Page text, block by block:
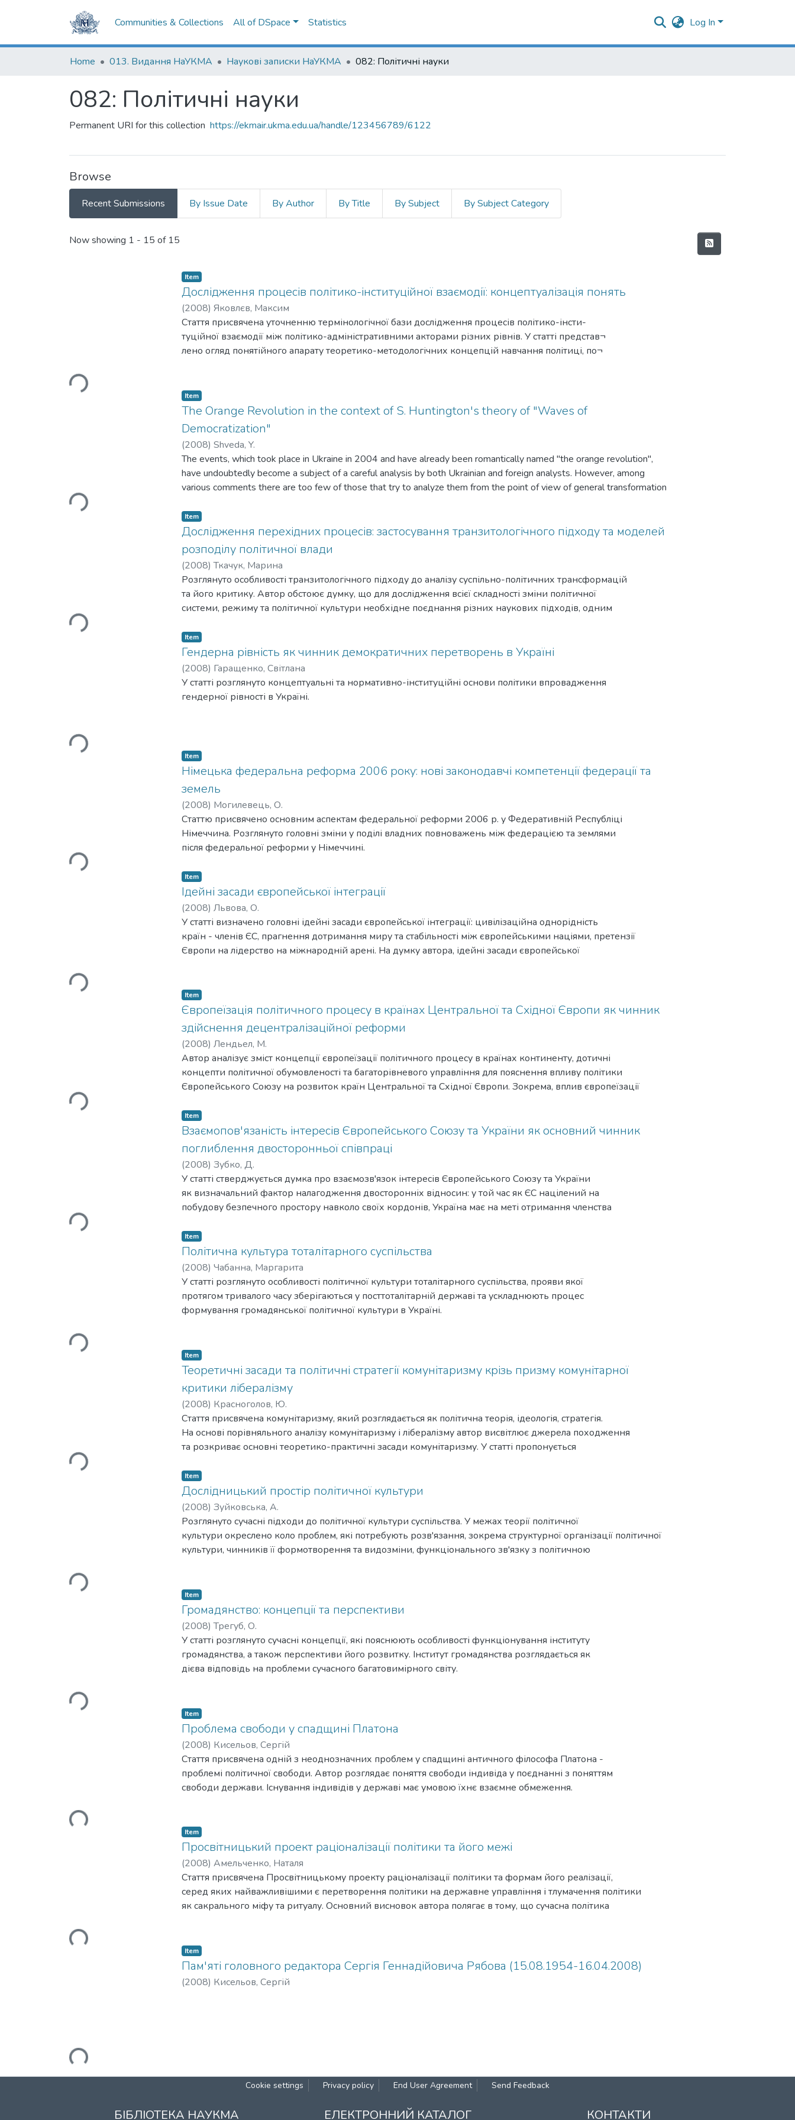
Communities & Collections All of DSpace Statistics Log In
Home 013. Видання НаУКМА Наукові записки НаУКМА 082: Політичні науки
082: Політичні науки
Permanent URI for this collection https://ekmair.ukma.edu.ua/handle/123456789/6122
Browse
Recent Submissions By Issue Date By Author By Title By Subject By Subject Category
Recent Submissions
Now showing 1 - 15 of 15
Loading...
Item
Дослідження процесів політико-інституційної взаємодії: концептуалізація понять
(2008) Яковлєв, Максим
Стаття присвячена уточненню термінологічної бази дослідження процесів політико-інсти-
туційної взаємодії між політико-адміністративними акторами різних рівнів. У статті представ¬
лено огляд понятійного апарату теоретико-методологічних концепцій навчання політиці, по¬
Loading...
Item
The Orange Revolution in the context of S. Huntington's theory of "Waves of
Democratization"
(2008) Shveda, Y.
The events, which took place in Ukraine in 2004 and have already been romantically named "the orange revolution",
have undoubtedly become a subject of a careful analysis by both Ukrainian and foreign analysts. However, among
various comments there are too few of those that try to analyze them from the point of view of general transformation
happening in Ukraine nowadays is a component of a complex process of transformation changes is the key to their
accurate perception and objective analysis. In this connection we think that the generalizations made by a famous
American scholar S. Huntington in "The
Third Wave of Democratization" will be of great value. This article is a detailed abstract of the speech on the "round
table" at the Annual Congress of American Political Science Association.
Loading...
Item
Дослідження перехідних процесів: застосування транзитологічного підходу та моделей
розподілу політичної влади
(2008)Ткачук, Марина
Розглянуто особливості транзитологічного підходу до аналізу суспільно-політичних трансформацій
та його критику. Автор обстоює думку, що для дослідження всієї складності зміни політичної
системи, режиму та політичної культури необхідне поєднання різних наукових підходів, одним
модель демократії, розроблену Й. Шумпетером, вказуючи на низку її особливостей.
Loading...
Item
Гендерна рівність як чинник демократичних перетворень в Україні
(2008) Гаращенко, Світлана
У статті розглянуто концептуальні та нормативно-інституційні основи політики впровадження
гендерної рівності в Україні.
Loading...
Item
Німецька федеральна реформа 2006 року: нові законодавчі компетенції федерації та
земель
(2008) Могилевець, О.
Статтю присвячено основним аспектам федеральної реформи 2006 р. у Федеративній Республіці
Німеччина. Розглянуто головні зміни у поділі владних повноважень між федерацією та землями
після федеральної реформи у Німеччині.
Loading...
Item
Ідейні засади європейської інтеграції
(2008) Львова, О.
У статті визначено головні ідейні засади європейської інтеграції: цивілізаційна однорідність
країн - членів ЄС, прагнення дотримання миру та стабільності між європейськими націями, претензії
Європи на лідерство на міжнародній арені. На думку автора, ідейні засади європейської
Loading...
Item
Європеїзація політичного процесу в країнах Центральної та Східної Європи як чинник
здійснення децентралізаційної реформи
(2008) Лендьел, М.
Автор аналізує зміст концепції європеїзації політичного процесу в країнах континенту, дотичні
концепти політичної обумовленості та багаторівневого управління для пояснення впливу політики
Європейського Союзу на розвиток країн Центральної та Східної Європи. Зокрема, вплив європеїзації
регіону, спрямування якої значною мірою визначалося стандартами, розробленими європейськими
регіональними структурами.
Loading...
Item
Взаємопов'язаність інтересів Європейського Союзу та України як основний чинник
поглиблення двосторонньої співпраці
(2008) Зубко, Д.
У статті стверджується думка про взаємозв'язок інтересів Європейського Союзу та України
як визначальний фактор налагодження двосторонніх відносин: у той час як ЄС націлений на
побудову безпечного простору навколо своїх кордонів, Україна має на меті отримання членства
Loading...
Item
Політична культура тоталітарного суспільства
(2008) Чабанна, Маргарита
У статті розглянуто особливості політичної культури тоталітарного суспільства, прояви якої
протягом тривалого часу зберігаються у посттоталітарній державі та ускладнюють процес
формування громадянської політичної культури в Україні.
Loading...
Item
Теоретичні засади та політичні стратегії комунітаризму крізь призму комунітарної
критики лібералізму
(2008) Красноголов, Ю.
Стаття присвячена комунітаризму, який розглядається як політична теорія, ідеологія, стратегія.
На основі порівняльного аналізу комунітаризму і лібералізму автор висвітлює джерела походження
та розкриває основні теоретико-практичні засади комунітаризму. У статті пропонується
Як комунітарна політична стратегія представлена концепція політики мультикультуралізму.
Loading...
Item
Дослідницький простір політичної культури
(2008) Зуйковська, А.
Розглянуто сучасні підходи до політичної культури суспільства. У межах теорії політичної
культури окреслено коло проблем, які потребують розв'язання, зокрема структурної організації політичної
культури, чинників її формотворення та видозміни, функціонального зв'язку з політичною
Loading...
Item
Громадянство: концепції та перспективи
(2008)Трегуб, О.
У статті розглянуто сучасні концепції, які пояснюють особливості функціонування інституту
громадянства, а також перспективи його розвитку. Інститут громадянства розглядається як
дієва відповідь на проблеми сучасного багатовимірного світу.
Loading...
Item
Проблема свободи у спадщині Платона
(2008) Кисельов, Сергій
Стаття присвячена одній з неоднозначних проблем у спадщині античного філософа Платона -
проблемі політичної свободи. Автор розглядає поняття свободи індивіда у поєднанні з поняттям
свободи держави. Існування індивідів у державі має умовою їхнє взаємне обмеження.
Loading...
Item
Просвітницький проект раціоналізації політики та його межі
(2008) Амельченко, Наталя
Стаття присвячена Просвітницькому проекту раціоналізації політики та формам його реалізації,
серед яких найважливішими є перетворення політики на державне управління і тлумачення політики
як сакрального міфу та ритуалу. Основний висновок автора полягає в тому, що сучасна політика
Loading...
Item
Пам'яті головного редактора Сергія Геннадійовича Рябова (15.08.1954-16.04.2008)
(2008) Кисельов, Сергій
Cookie settings Privacy policy End User Agreement Send Feedback
БІБЛІОТЕКА НАУКМА ЕЛЕКТРОННИЙ КАТАЛОГ КОНТАКТИ